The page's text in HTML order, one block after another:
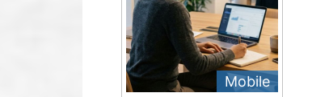
Mobile